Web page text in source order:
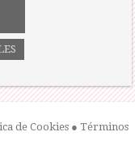
de Cookies● Términos